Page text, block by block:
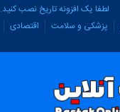
لطفا یک افزونه تاریخ نصب کنید.
پزشکی و سلامت اقتصادی